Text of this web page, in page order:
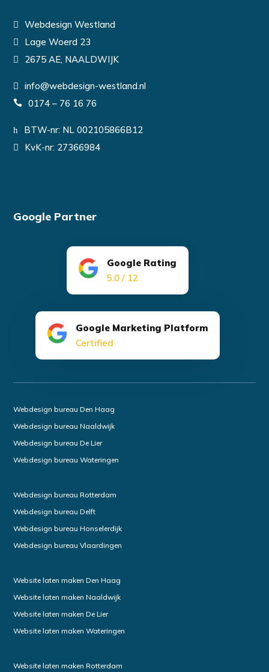
Webdesign Westland
Lage Woerd 23
2675 AE, NAALDWIJK
info@webdesign-westland.nl
0174 – 76 16 76
BTW-nr: NL 002105866B12
KvK-nr: 27366984
Google Partner
Google Rating
5.0 / 12
Google Marketing Platform
Certified
Webdesign bureau Den Haag
Webdesign bureau Naaldwijk
Webdesign bureau De Lier
Webdesign bureau Wateringen
Webdesign bureau Rotterdam
Webdesign bureau Delft
Webdesign bureau Honselerdijk
Webdesign bureau Vlaardingen
Website laten maken Den Haag
Website laten maken Naaldwijk
Website laten maken De Lier
Website laten maken Wateringen
Website laten maken Rotterdam